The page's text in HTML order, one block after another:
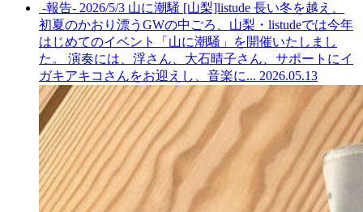
-報告- 2026/5/3 山に潮騒 [山梨]listude 長い冬を越え、
初夏のかおり漂うGWの中ごろ、山梨・listudeでは今年
はじめてのイベント「山に潮騒」を開催いたしまし
た。 演奏には、浮さん、大石晴子さん、サポートにイ
ガキアキコさんをお迎えし、音楽に... 2026.05.13